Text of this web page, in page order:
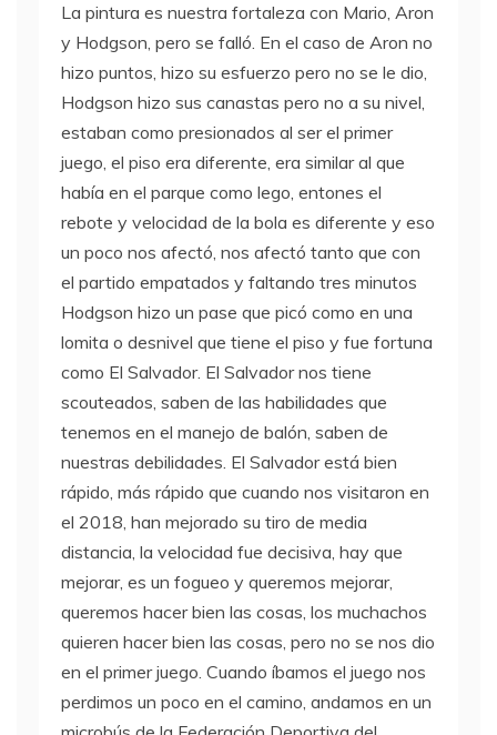
La pintura es nuestra fortaleza con Mario, Aron
y Hodgson, pero se falló. En el caso de Aron no
hizo puntos, hizo su esfuerzo pero no se le dio,
Hodgson hizo sus canastas pero no a su nivel,
estaban como presionados al ser el primer
juego, el piso era diferente, era similar al que
había en el parque como lego, entones el
rebote y velocidad de la bola es diferente y eso
un poco nos afectó, nos afectó tanto que con
el partido empatados y faltando tres minutos
Hodgson hizo un pase que picó como en una
lomita o desnivel que tiene el piso y fue fortuna
como El Salvador. El Salvador nos tiene
scouteados, saben de las habilidades que
tenemos en el manejo de balón, saben de
nuestras debilidades. El Salvador está bien
rápido, más rápido que cuando nos visitaron en
el 2018, han mejorado su tiro de media
distancia, la velocidad fue decisiva, hay que
mejorar, es un fogueo y queremos mejorar,
queremos hacer bien las cosas, los muchachos
quieren hacer bien las cosas, pero no se nos dio
en el primer juego. Cuando íbamos el juego nos
perdimos un poco en el camino, andamos en un